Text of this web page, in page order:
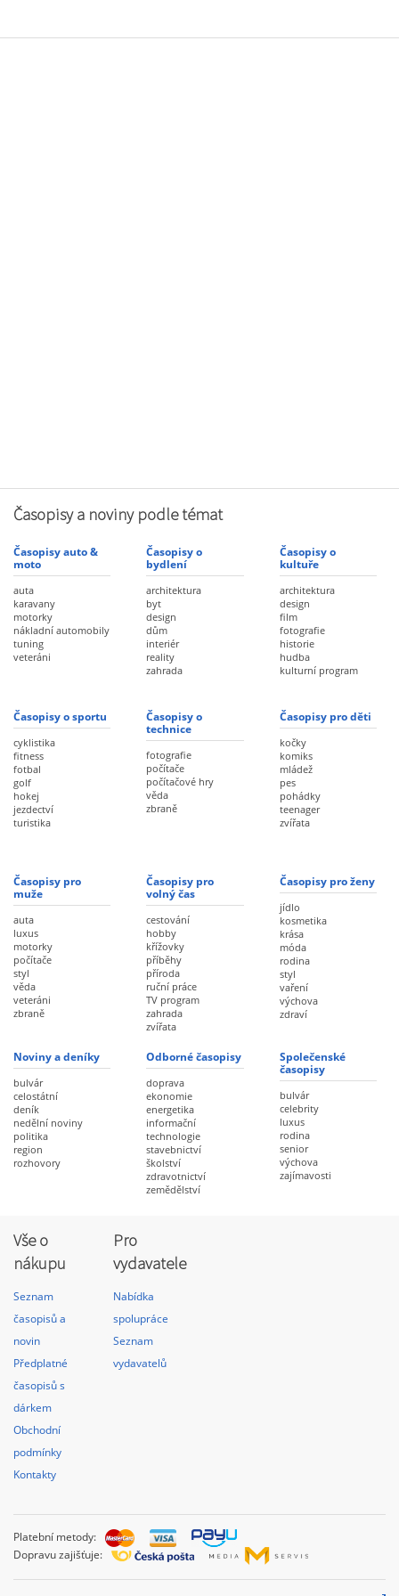
Časopisy a noviny podle témat
Časopisy auto &
moto
auta
karavany
motorky
nákladní automobily
tuning
veteráni
Časopisy o
bydlení
architektura
byt
design
dům
interiér
reality
zahrada
Časopisy o
kultuře
architektura
design
film
fotografie
historie
hudba
kulturní program
Časopisy o sportu
cyklistika
fitness
fotbal
golf
hokej
jezdectví
turistika
Časopisy o
technice
fotografie
počítače
počítačové hry
věda
zbraně
Časopisy pro děti
kočky
komiks
mládež
pes
pohádky
teenager
zvířata
Časopisy pro
muže
auta
luxus
motorky
počítače
styl
věda
veteráni
zbraně
Časopisy pro
volný čas
cestování
hobby
křížovky
příběhy
příroda
ruční práce
TV program
zahrada
zvířata
Časopisy pro ženy
jídlo
kosmetika
krása
móda
rodina
styl
vaření
výchova
zdraví
Noviny a deníky
bulvár
celostátní
deník
nedělní noviny
politika
region
rozhovory
Odborné časopisy
doprava
ekonomie
energetika
informační
technologie
stavebnictví
školství
zdravotnictví
zemědělství
Společenské
časopisy
bulvár
celebrity
luxus
rodina
senior
výchova
zajímavosti
Vše o
nákupu
Seznam
časopisů a
novin
Předplatné
časopisů s
dárkem
Obchodní
podmínky
Kontakty
Pro
vydavatele
Nabídka
spolupráce
Seznam
vydavatelů
Platební metody:
Dopravu zajišťuje: